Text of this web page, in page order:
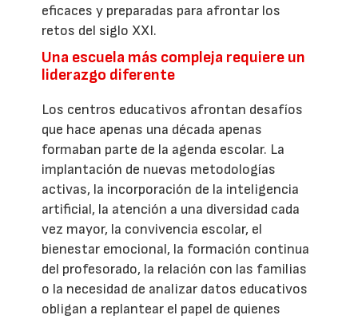
eficaces y preparadas para afrontar los
retos del siglo XXI.
Una escuela más compleja requiere un
liderazgo diferente
Los centros educativos afrontan desafíos
que hace apenas una década apenas
formaban parte de la agenda escolar. La
implantación de nuevas metodologías
activas, la incorporación de la inteligencia
artificial, la atención a una diversidad cada
vez mayor, la convivencia escolar, el
bienestar emocional, la formación continua
del profesorado, la relación con las familias
o la necesidad de analizar datos educativos
obligan a replantear el papel de quienes